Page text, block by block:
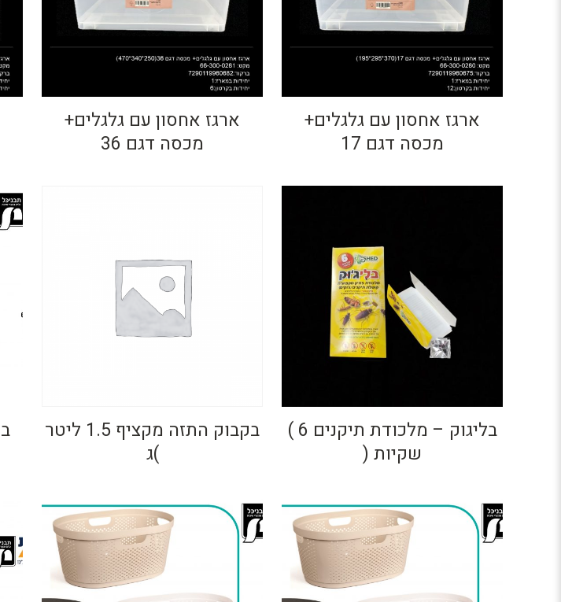
ארגז אחסון עם גלגלים+
מכסה דגם 17
ארגז אחסון עם גלגלים+
מכסה דגם 36
בליגוק – מלכודת תיקנים 6 )
שקיות (
בקבוק התזה מקציף 1.5 ליטר
)ג